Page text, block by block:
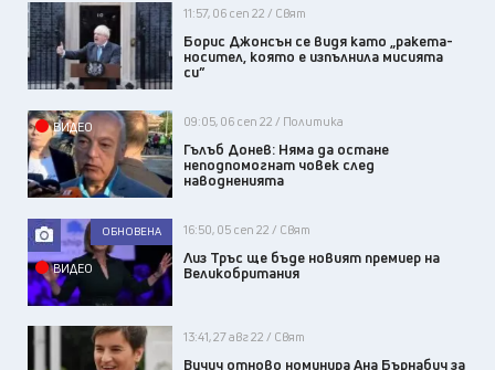
11:57, 06 сеп 22 / Свят
Борис Джонсън се видя като „ракета-
носител, която е изпълнила мисията
си”
ВИДЕО 09:05, 06 сеп 22 / Политика
Гълъб Донев: Няма да остане
неподпомогнат човек след
наводненията
ВИДЕО
ОБНОВЕНА 16:50, 05 сеп 22 / Свят
Лиз Тръс ще бъде новият премиер на
Великобритания
13:41, 27 авг 22 / Свят
Вучич отново номинира Ана Бърнабич за